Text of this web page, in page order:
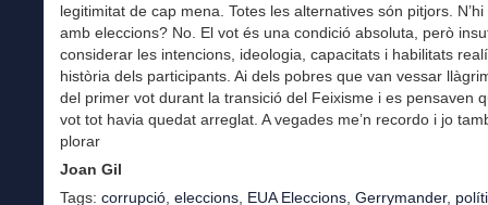
legitimitat de cap mena. Totes les alternatives són pitjors.
amb eleccions? No. El vot és una condició absoluta, però
considerar les intencions, ideologia, capacitats i habilitats
història dels participants. Ai dels pobres que van vessar
del primer vot durant la transició del Feixisme i es pensaven
vot tot havia quedat arreglat. A vegades me’n recordo i jo
plorar
Joan Gil
Tags: corrupció eleccions EUA Eleccions Gerrymander,